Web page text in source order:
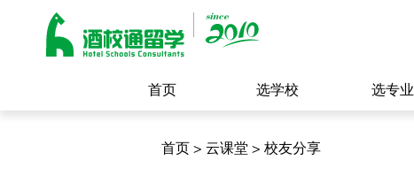
首页 选学校 选专业
首页 > 云课堂 > 校友分享